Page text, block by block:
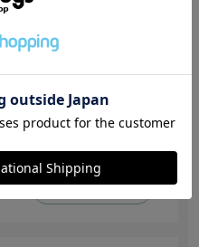
年代:40代後半
サイズ:
23.0cm
てて
ので思わず購入しました
す
参考になった 0